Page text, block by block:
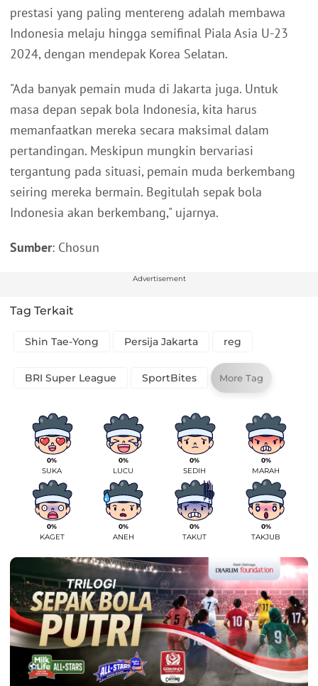
prestasi yang paling mentereng adalah membawa
Indonesia melaju hingga semifinal Piala Asia U-23
2024, dengan mendepak Korea Selatan.
"Ada banyak pemain muda di Jakarta juga. Untuk
masa depan sepak bola Indonesia, kita harus
memanfaatkan mereka secara maksimal dalam
pertandingan. Meskipun mungkin bervariasi
tergantung pada situasi, pemain muda berkembang
seiring mereka bermain. Begitulah sepak bola
Indonesia akan berkembang," ujarnya.
Sumber: Chosun
Advertisement
Tag Terkait
Shin Tae-Yong Persija Jakarta reg
BRI Super League SportBites More Tag
0%
SUKA
0%
LUCU
0%
SEDIH
0%
MARAH
0%
KAGET
0%
ANEH
0%
TAKUT
0%
TAKJUB